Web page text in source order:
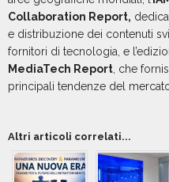
Collaboration Report,
e distribuzione dei contenuti
fornitori di tecnologia, e
MediaTech Report , che
principali tendenze del
Altri articoli correlati...